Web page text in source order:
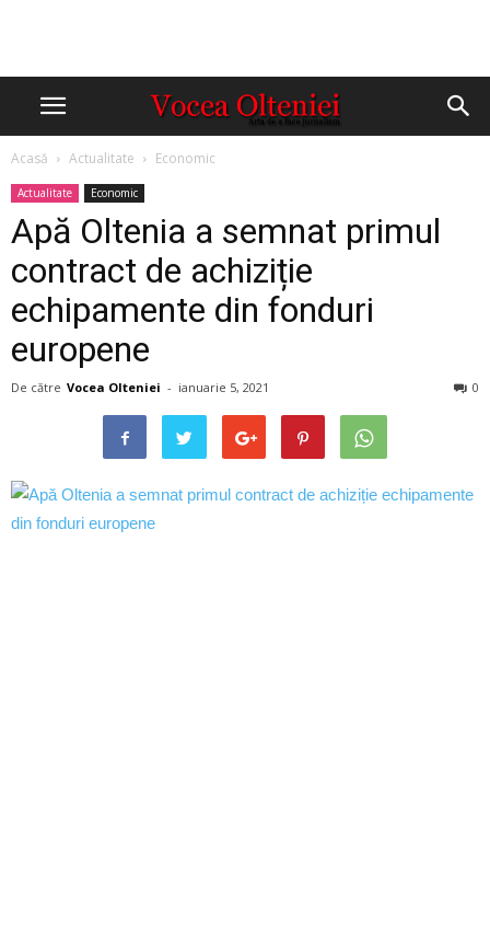
Acasă Actualitate Economic
Actualitate Economic
Apă Oltenia a semnat primul
contract de achiziție
echipamente din fonduri
europene
De către Vocea Olteniei - ianuarie 5, 2021 0